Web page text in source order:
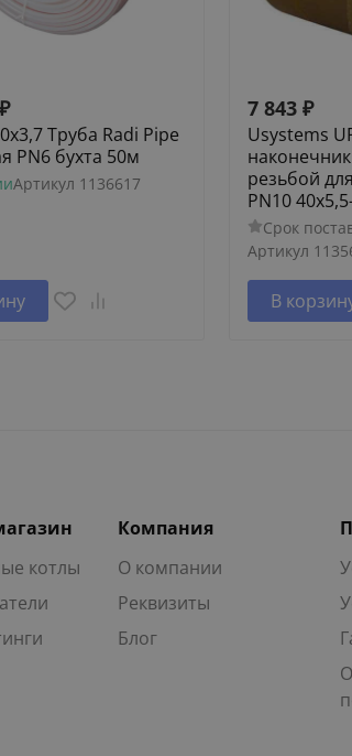
₽
Труба Radi Pipe
PN6 бухта 50м
Артикул 1136617
7 843 ₽
Usystems
резьбой
PN10
Срок
Артикул
В
котлы
Компания
О компании
Реквизиты
Блог